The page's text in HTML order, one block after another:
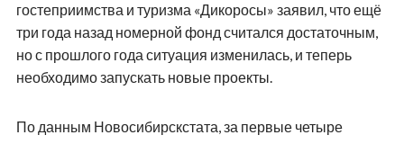
гостеприимства и туризма «Дикоросы» заявил, что ещё
три года назад номерной фонд считался достаточным,
но с прошлого года ситуация изменилась, и теперь
необходимо запускать новые проекты.
По данным Новосибирскстата, за первые четыре